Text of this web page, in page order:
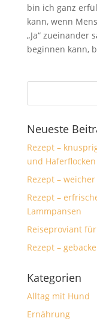
bin ich ganz
kann, wenn
„Ja“ zueinander
beginnen kann,
Neueste
Rezept –
und Haferflocken
Rezept –
Rezept –
Lammpansen
Reiseproviant
Rezept –
Kategorien
Alltag mit Hund
Ernährung